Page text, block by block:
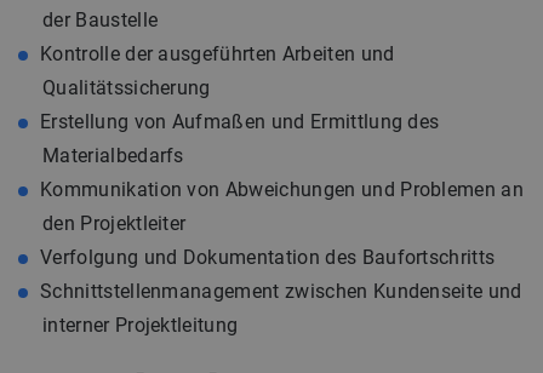
der Baustelle
Kontrolle der ausgeführten Arbeiten und
Qualitätssicherung
Erstellung von Aufmaßen und Ermittlung des
Materialbedarfs
Kommunikation von Abweichungen und Problemen an
den Projektleiter
Verfolgung und Dokumentation des Baufortschritts
Schnittstellenmanagement zwischen Kundenseite und
interner Projektleitung